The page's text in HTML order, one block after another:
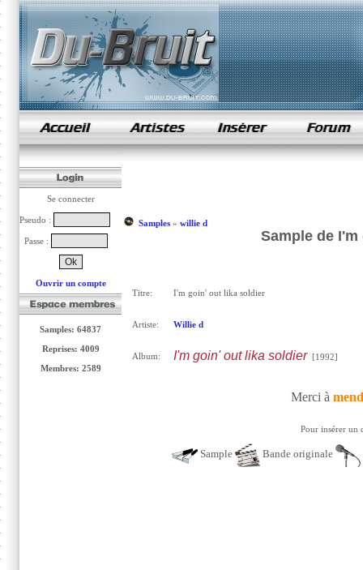
samples de rap
Se connecter
Pseudo :
Passe :
Ouvrir un compte
Samples: 64837
Reprises: 4009
Membres: 2589
Samples» willie d
Sample de
Titre: I'm goin' out lika soldier
Artiste: Willie d
Album: I'm goin' out lika soldier[1992]
Merci à
Pour insérer un
Sample Bande originale